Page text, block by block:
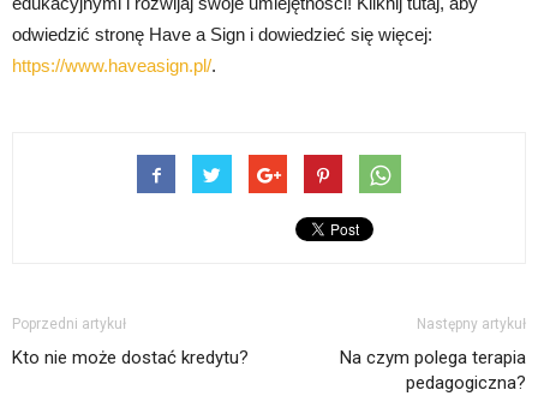
odwiedzić stronę Have a Sign i dowiedzieć się więcej:
https://www.haveasign.pl/.
Poprzedni artykuł
Kto nie może dostać kredytu?
Następny artykuł
Na czym polega terapia
pedagogiczna?